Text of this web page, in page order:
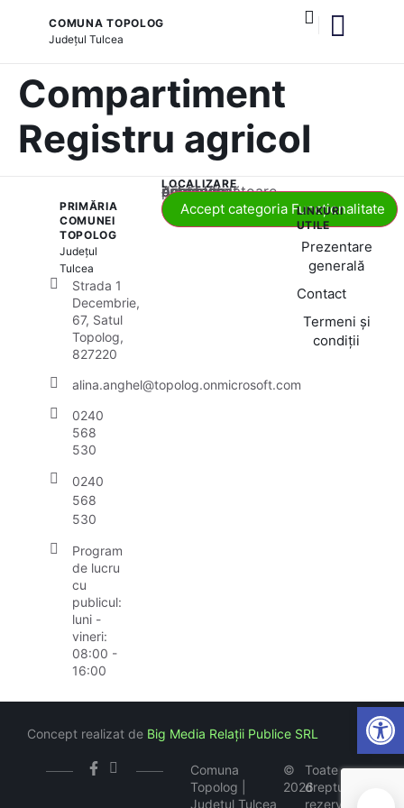
COMUNA TOPOLOG
JudețulTulcea
Compartiment
Registru agricol
PRIMĂRIA
COMUNEI
TOPOLOG
Județul
Tulcea
Strada 1
Decembrie,
67, Satul
Topolog,
827220
alina.anghel@topolog.onmicrosoft.com
0240
568
530
0240
568
530
Program
de lucru
cu
publicul:
luni -
vineri:
08:00 -
16:00
LOCALIZARE
Acest conținut este blocat până când acceptați categoria corespunzătoare de cookie-uri.
Accept categoria Funcționalitate
LINKURI
UTILE
Prezentare
generală
Contact
Termeni și
condiții
Comuna
Topolog |
Județul Tulcea
©
2026
Toate
drepturile
rezervate
Concept realizat de Big Media Relații Publice SRL